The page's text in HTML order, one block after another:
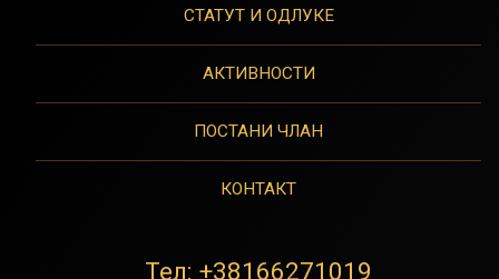
СТАТУТ И ОДЛУКЕ
АКТИВНОСТИ
ПОСТАНИ ЧЛАН
КОНТАКТ
Тел: +38166271019